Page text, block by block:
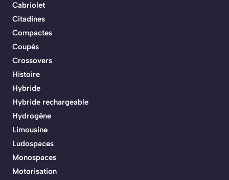
Cabriolet
Citadines
Compactes
Coupés
Crossovers
Histoire
Hybride
Hybride rechargeable
Hydrogène
Limousine
Ludospaces
Monospaces
Motorisation